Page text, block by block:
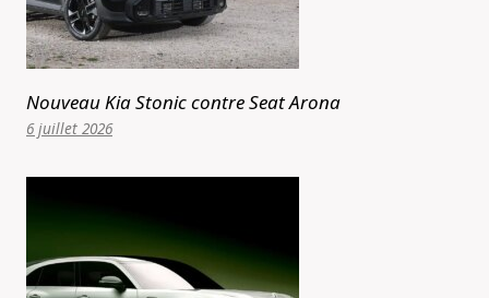
Nouveau Kia Stonic contre Seat Arona
6 juillet 2026